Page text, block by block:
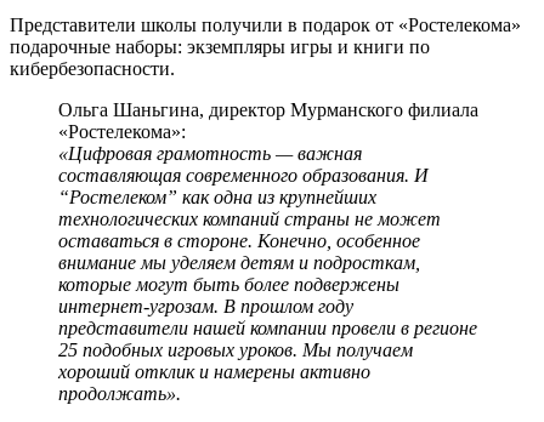
Представители школы получили в подарок от «Ростелекома»
подарочные наборы: экземпляры игры и книги по
кибербезопасности.
Ольга Шаньгина, директор Мурманского филиала
«Ростелекома»:
«Цифровая грамотность — важная
составляющая современного образования. И
“Ростелеком” как одна из крупнейших
технологических компаний страны не может
оставаться в стороне. Конечно, особенное
внимание мы уделяем детям и подросткам,
которые могут быть более подвержены
интернет-угрозам. В прошлом году
представители нашей компании провели в регионе
25 подобных игровых уроков. Мы получаем
хороший отклик и намерены активно
продолжать».